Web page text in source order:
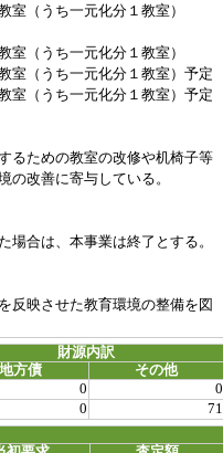
うち一元化分１教室）
うち一元化分１教室）
うち一元化分１教室）予定
うち一元化分１教室）予定
ための教室の改修や机椅子等
善に寄与している。
は、本事業は終了とする。
映させた教育環境の整備を図
財源内訳
地方債 その他
0 0
0 71